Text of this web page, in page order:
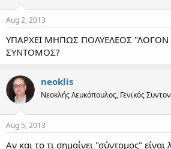
t
a
r
t
r
e
Aug 2, 2013
ΥΠΑΡΧΕΙ ΜΗΠΩΣ ΠΟΛΥΕΛΕΟΣ
ΣΥΝΤΟΜΟΣ?
neoklis
Νεοκλής Λευκόπουλος, Γενικός
Aug 5, 2013
Αν και το τι σημαίνει "σύντομος" είναι